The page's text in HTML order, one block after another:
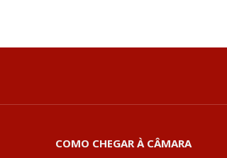
COMO CHEGAR À CÂMARA